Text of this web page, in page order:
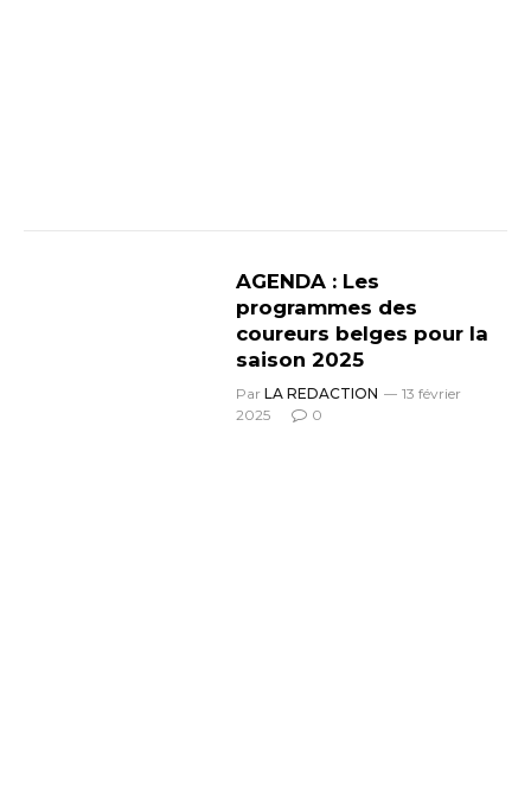
AGENDA : Les
programmes des
coureurs belges pour la
saison 2025
Par LA REDACTION
13 février
2025
0